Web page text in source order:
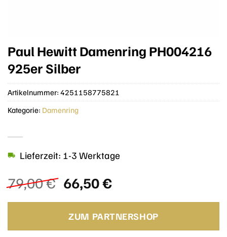
Paul Hewitt Damenring PH004216
925er Silber
79,00€ Ursprünglicher
Preis
war:
79,00 €
66,50€Aktueller
ist:
66,50 €.
Lieferzeit: 1-3 Werktage
ZUM PARTNERSHOP
Artikelnummer: 4251158775821
Kategorie: Damenring